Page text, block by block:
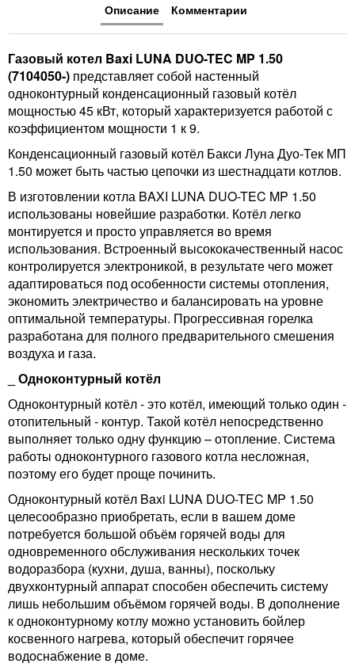
Описание Комментарии
Газовый котел Baxi LUNA DUO-TEC MP 1.50
(7104050-) представляет собой настенный
одноконтурный конденсационный газовый котёл
мощностью 45 кВт, который характеризуется работой с
коэффициентом мощности 1 к 9.
Конденсационный газовый котёл Бакси Луна Дуо-Тек МП
1.50 может быть частью цепочки из шестнадцати котлов.
В изготовлении котла BAXI LUNA DUO-TEC MP 1.50
использованы новейшие разработки. Котёл легко
монтируется и просто управляется во время
использования. Встроенный высококачественный насос
контролируется электроникой, в результате чего может
адаптироваться под особенности системы отопления,
экономить электричество и балансировать на уровне
оптимальной температуры. Прогрессивная горелка
разработана для полного предварительного смешения
воздуха и газа.
_ Одноконтурный котёл
Одноконтурный котёл - это котёл, имеющий только один -
отопительный - контур. Такой котёл непосредственно
выполняет только одну функцию – отопление. Система
работы одноконтурного газового котла несложная,
поэтому его будет проще починить.
Одноконтурный котёл Baxi LUNA DUO-TEC MP 1.50
целесообразно приобретать, если в вашем доме
потребуется большой объём горячей воды для
одновременного обслуживания нескольких точек
водоразбора (кухни, душа, ванны), поскольку
двухконтурный аппарат способен обеспечить систему
лишь небольшим объёмом горячей воды. В дополнение
к одноконтурному котлу можно установить бойлер
косвенного нагрева, который обеспечит горячее
водоснабжение в доме.